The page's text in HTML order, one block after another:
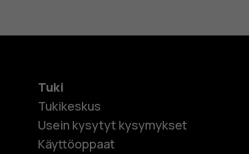
Tuki
Tukikeskus
Usein kysytyt kysymykset
Käyttöoppaat